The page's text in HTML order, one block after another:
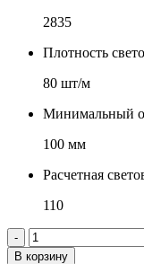
2835
Плотность
80 шт/м
Минимальный
100 мм
Расчетная
110
-
В корзину